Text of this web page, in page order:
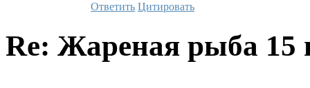
Ответить Цитировать
Re: Жареная рыба 15